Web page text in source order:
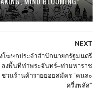
NEXT
โฆษกประจำสำนักนายกรัฐมนตรี
ลงพื้นที่ท่าพระจันทร์–ท่ามหาราช
ชวนร้านค้ารายย่อยสมัคร “คนละ
ครึ่งพลัส”